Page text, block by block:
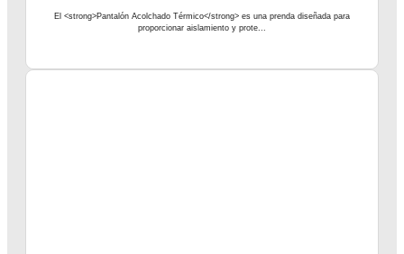
El <strong>Pantalón Acolchado Térmico</strong> es una prenda diseñada para
proporcionar aislamiento y prote...